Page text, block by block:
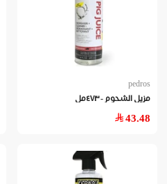
pedros
مزيل الشحوم - ٤٧٣مل
43.48